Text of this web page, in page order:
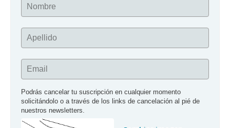
Nombre
Apellido
Email
Podrás cancelar tu suscripción en cualquier momento
solicitándolo o a través de los links de cancelación al pié de
nuestros newsletters.